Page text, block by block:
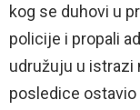
kog se duhovi u
policije i propali
udružuju u istrazi
posledice